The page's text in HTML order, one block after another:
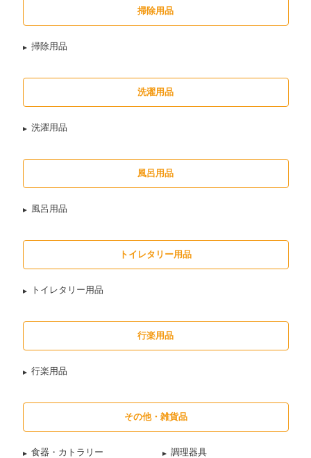
掃除用品
掃除用品
洗濯用品
洗濯用品
風呂用品
風呂用品
トイレタリー用品
トイレタリー用品
行楽用品
行楽用品
その他・雑貨品
食器・カトラリー
調理器具